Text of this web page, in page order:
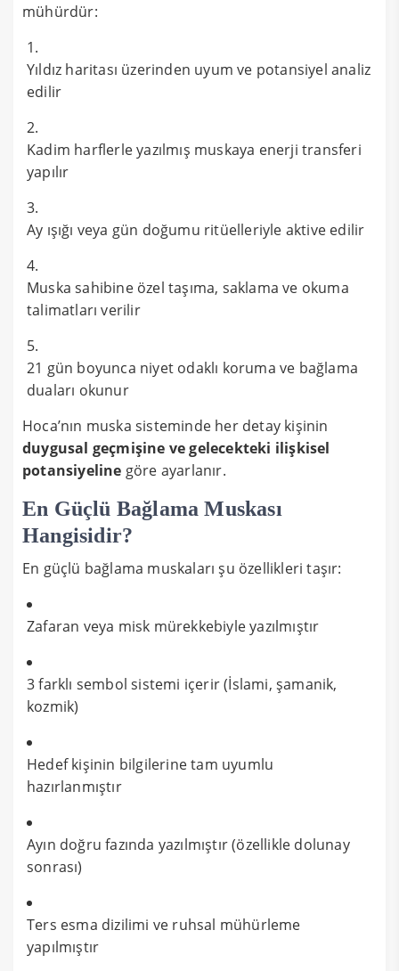
mühürdür:
Yıldız haritası üzerinden uyum ve potansiyel analiz
edilir
Kadim harflerle yazılmış muskaya enerji transferi
yapılır
Ay ışığı veya gün doğumu ritüelleriyle aktive edilir
Muska sahibine özel taşıma, saklama ve okuma
talimatları verilir
21 gün boyunca niyet odaklı koruma ve bağlama
duaları okunur
Hoca’nın muska sisteminde her detay kişinin
duygusal geçmişine ve gelecekteki ilişkisel
potansiyeline göre ayarlanır.
En Güçlü Bağlama Muskası
Hangisidir?
En güçlü bağlama muskaları şu özellikleri taşır:
Zafaran veya misk mürekkebiyle yazılmıştır
3 farklı sembol sistemi içerir (İslami, şamanik,
kozmik)
Hedef kişinin bilgilerine tam uyumlu
hazırlanmıştır
Ayın doğru fazında yazılmıştır (özellikle dolunay
sonrası)
Ters esma dizilimi ve ruhsal mühürleme
yapılmıştır